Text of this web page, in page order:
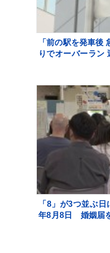
「前の駅を発車後
りでオーバーラン
「8」が3つ並ぶ
年8月8日 婚姻届